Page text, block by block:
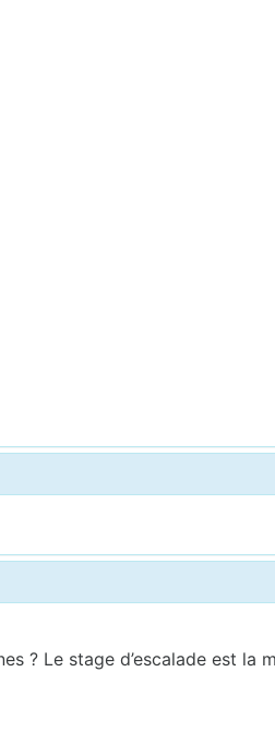
? Le stage d’escalade est la